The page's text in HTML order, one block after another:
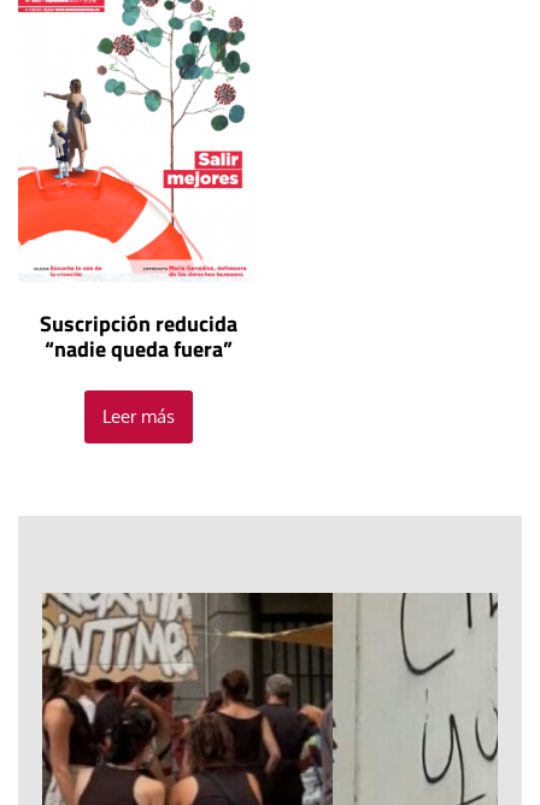
Suscripción reducida
“nadie queda fuera”
Leer más